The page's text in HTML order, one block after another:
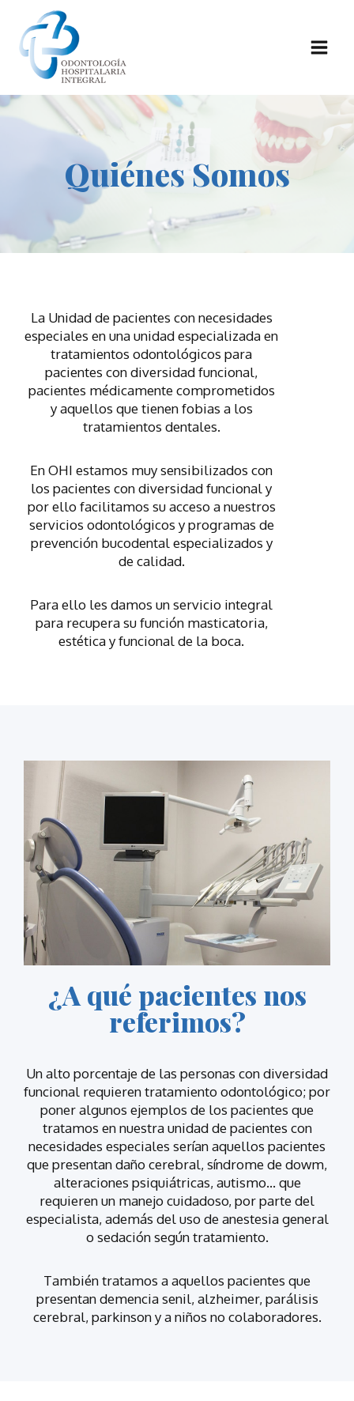
Quiénes Somos
La Unidad de pacientes con necesidades
especiales en una unidad especializada en
tratamientos odontológicos para
pacientes con diversidad funcional,
pacientes médicamente comprometidos
y aquellos que tienen fobias a los
tratamientos dentales.
En OHI estamos muy sensibilizados con
los pacientes con diversidad funcional y
por ello facilitamos su acceso a nuestros
servicios odontológicos y programas de
prevención bucodental especializados y
de calidad.
Para ello les damos un servicio integral
para recupera su función masticatoria,
estética y funcional de la boca.
¿A qué pacientes nos
referimos?
Un alto porcentaje de las personas con diversidad
funcional requieren tratamiento odontológico; por
poner algunos ejemplos de los pacientes que
tratamos en nuestra unidad de pacientes con
necesidades especiales serían aquellos pacientes
que presentan daño cerebral, síndrome de dowm,
alteraciones psiquiátricas, autismo… que
requieren un manejo cuidadoso, por parte del
especialista, además del uso de anestesia general
o sedación según tratamiento.
También tratamos a aquellos pacientes que
presentan demencia senil, alzheimer, parálisis
cerebral, parkinson y a niños no colaboradores.